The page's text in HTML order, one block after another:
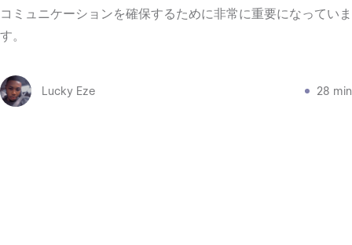
コミュニケーションを確保するために非常に重要になっていま
す。
Lucky Eze 28 min